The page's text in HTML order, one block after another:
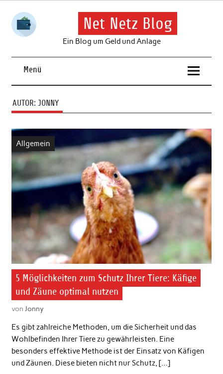
Skip
content
Net Netz Blog
Ein Blog um Geld und Anlage
Menü
AUTOR: JONNY
Allgemein
5 Möglichkeiten zum Schutz Ihrer Tiere: Käfige
und Zäune optimal nutzen
von Jonny
Es gibt zahlreiche Methoden, um die Sicherheit und das
Wohlbefinden Ihrer Tiere zu gewährleisten. Eine
besonders effektive Methode ist der Einsatz von Käfigen
und Zäunen. Diese bieten nicht nur Schutz, […]